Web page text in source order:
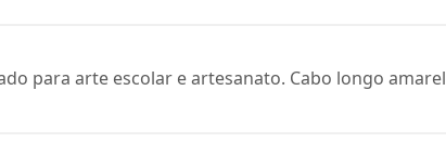
para arte escolar e artesanato. Cabo longo